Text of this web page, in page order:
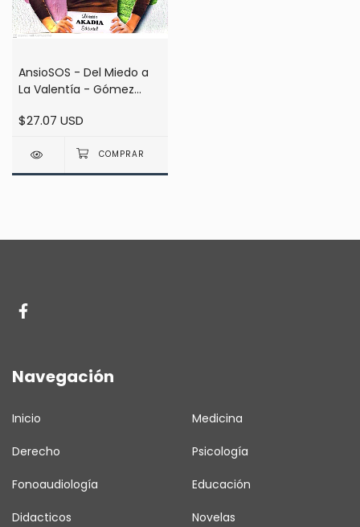
AnsioSOS - Del Miedo a
La Valentía - Gómez
$27.07 USD
Navegación
Inicio Medicina
Derecho Psicología
Fonoaudiología Educación
Didacticos Novelas